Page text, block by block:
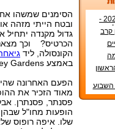
הצגות מומלצות ל-2023 -
קרב
הסימנים שמשהו
ובטח הייתי מזהה
גדול מקנדה
הכרטיס? וכך
הקונסולה, ליד
באמצע Grey Gardens שפתח את ההופעה.
הפעם האחרונה
מאוד הזכיר את
פסנתר, פסנתרן.
הופעות מחו"ל שבהן
שלו. איפה רופוס